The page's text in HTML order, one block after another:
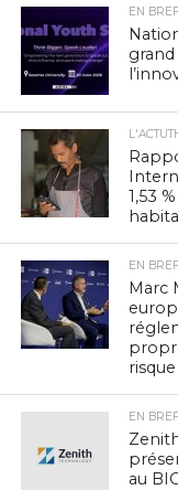
EN BREF
1,53
EN BREF
Marc
risque
EN BREF
au